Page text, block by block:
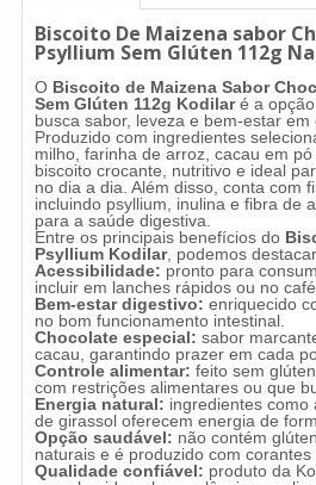
Biscoito De Maizena sabor
Psyllium Sem Glúten 112g
O Biscoito de Maizena Sabor
Sem Glúten 112g Kodilaré a
busca sabor, leveza e bem-estar em
Produzido com ingredientes
milho, farinha de arroz, cacau em
biscoito crocante, nutritivo e ideal
no dia a dia. Além disso, conta com
incluindo psyllium, inulina e fibra de
para a saúde digestiva.
Entre os principais benefícios do
Psyllium Kodilar, podemos
Acessibilidade: pronto para
incluir em lanches rápidos ou no
Bem-estar digestivo: enriquecido
no bom funcionamento intestinal.
Chocolate especial: sabor
cacau, garantindo prazer em cada
Controle alimentar: feito sem
com restrições alimentares ou que
Energia natural: ingredientes
de girassol oferecem energia de
Opção saudável: não contém
naturais e é produzido com corantes
Qualidade confiável: produto da